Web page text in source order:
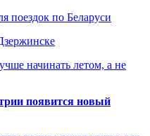
поездок по Беларуси
начинать летом, а не
появится новый